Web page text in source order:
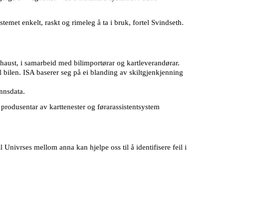
enkelt, raskt og rimeleg å ta i bruk, fortel Svindseth.
i samarbeid med bilimportørar og kartleverandørar.
ISA baserer seg på ei blanding av skiltgjenkjenning
av karttenester og førarassistentsystem
Univrses mellom anna kan hjelpe oss til å identifisere feil i